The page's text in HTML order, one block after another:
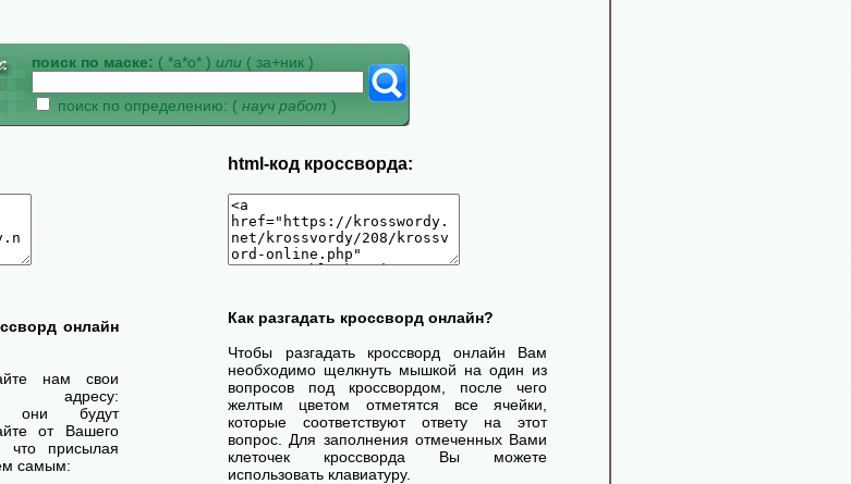
поиск по маске: ( *а*о* ) или ( за+ник )
поиск по определению: ( науч работ )
html-код кроссворда:
онлайн
нам свои
адресу:
будут
от Вашего
присылая
самым:
Как разгадать кроссворд онлайн?
Чтобы разгадать кроссворд онлайн Вам
необходимо щелкнуть мышкой на один из
вопросов под кроссвордом, после чего
желтым цветом отметятся все ячейки,
которые соответствуют ответу на этот
вопрос. Для заполнения отмеченных Вами
клеточек кроссворда Вы можете
использовать клавиатуру.